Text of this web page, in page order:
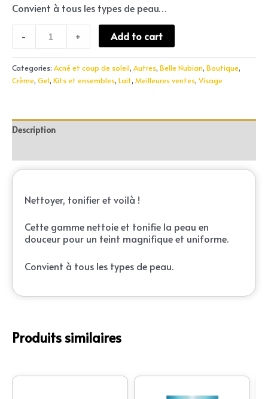
Convient à tous les types de peau…
- + Add to cart
Categories: Acné et coup de soleil, Autres, Belle Nubian, Boutique,
Crème, Gel, Kits et ensembles, Lait, Meilleures ventes, Visage
Description
Nettoyer, tonifier et voilà !
Cette gamme nettoie et tonifie la peau en
douceur pour un teint magnifique et uniforme.
Convient à tous les types de peau.
Produits similaires